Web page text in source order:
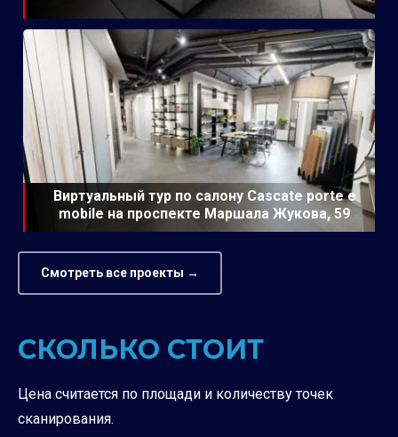
Виртуальный тур по салону Cascate porte e
mobile на проспекте Маршала Жукова, 59
Смотреть все проекты →
СКОЛЬКО СТОИТ
Цена считается по площади и количеству точек
сканирования.